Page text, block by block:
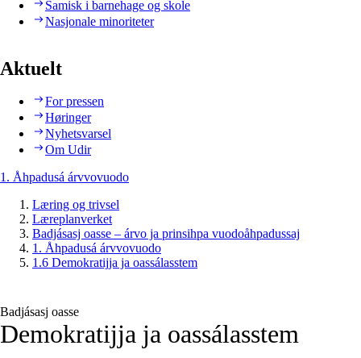
Samisk i barnehage og skole
Nasjonale minoriteter
Aktuelt
For pressen
Høringer
Nyhetsvarsel
Om Udir
1. Åhpadusá árvvovuodo
Læring og trivsel
Læreplanverket
Badjásasj oasse – árvo ja prinsihpa vuodoåhpadussaj
1. Åhpadusá árvvovuodo
1.6 Demokratijja ja oassálasstem
Badjásasj oasse
Demokratijja ja oassálasstem